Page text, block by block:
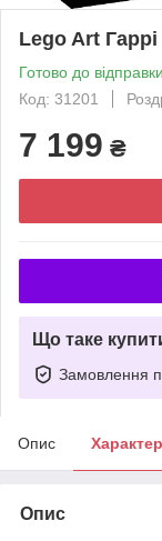
Lego Art
Готово до відправки
Код: 31201
7 199 ₴
Що таке
Замовлення
Опис
Опис